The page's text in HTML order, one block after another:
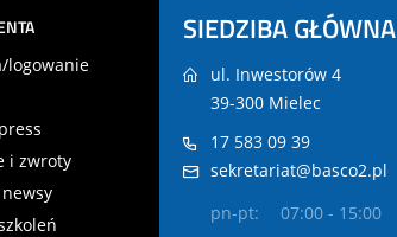
logowanie
i zwroty
SIEDZIBA GŁÓWNA
ul. Inwestorów 4
39-300 Mielec
17 583 09 39
sekretariat@basco2.pl
pn-pt:
07:00 - 15:00